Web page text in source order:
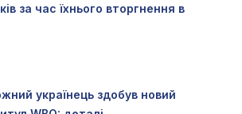
за час їхнього вторгнення в
українець здобув новий